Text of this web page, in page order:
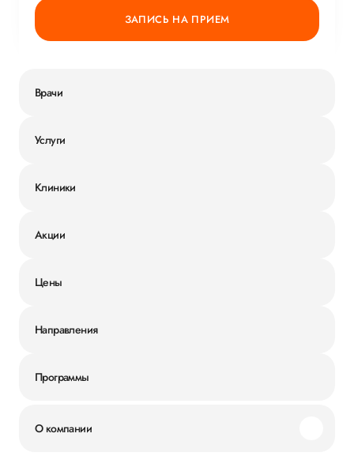
ЗАПИСЬ НА ПРИЕМ
Врачи
Услуги
Клиники
Акции
Цены
Направления
Программы
О компании